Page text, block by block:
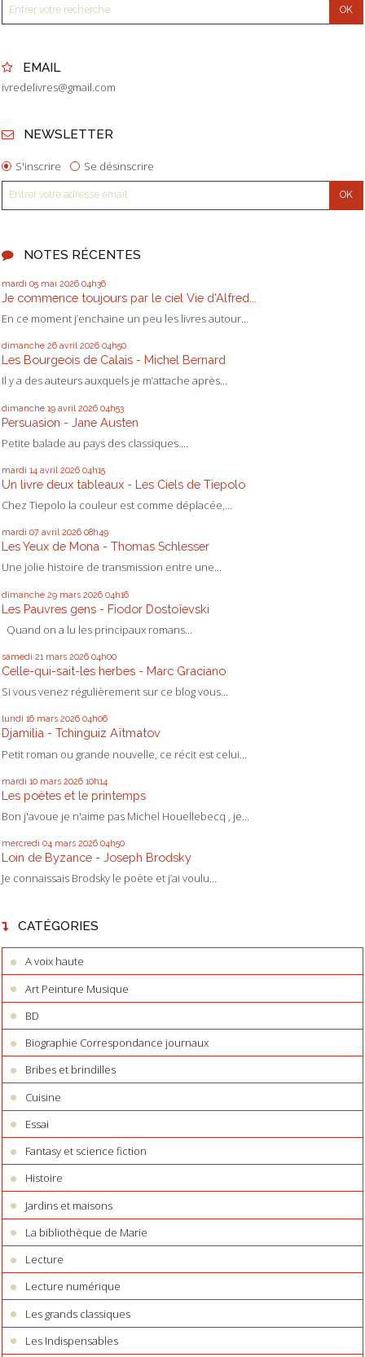
EMAIL
ivredelivres@gmail.com
NEWSLETTER
S'inscrire Se désinscrire
NOTES RÉCENTES
mardi 05 mai 2026 04h36
Je commence toujours par le ciel Vie d'Alfred...
En ce moment j’enchaine un peu les livres autour...
dimanche 26 avril 2026 04h50
Les Bourgeois de Calais - Michel Bernard
Il y a des auteurs auxquels je m’attache après...
dimanche 19 avril 2026 04h53
Persuasion - Jane Austen
Petite balade au pays des classiques....
mardi 14 avril 2026 04h15
Un livre deux tableaux - Les Ciels de Tiepolo
Chez Tiepolo la couleur est comme déplacée,...
mardi 07 avril 2026 08h49
Les Yeux de Mona - Thomas Schlesser
Une jolie histoire de transmission entre une...
dimanche 29 mars 2026 04h16
Les Pauvres gens - Fiodor Dostoïevski
Quand on a lu les principaux romans...
samedi 21 mars 2026 04h00
Celle-qui-sait-les herbes - Marc Graciano
Si vous venez régulièrement sur ce blog vous...
lundi 16 mars 2026 04h06
Djamilia - Tchinguiz Aïtmatov
Petit roman ou grande nouvelle, ce récit est celui...
mardi 10 mars 2026 10h14
Les poètes et le printemps
Bon j'avoue je n'aime pas Michel Houellebecq , je...
mercredi 04 mars 2026 04h50
Loin de Byzance - Joseph Brodsky
Je connaissais Brodsky le poète et j’ai voulu...
CATÉGORIES
A voix haute
Art Peinture Musique
BD
Biographie Correspondance journaux
Bribes et brindilles
Cuisine
Essai
Fantasy et science fiction
Histoire
Jardins et maisons
La bibliothèque de Marie
Lecture
Lecture numérique
Les grands classiques
Les Indispensables